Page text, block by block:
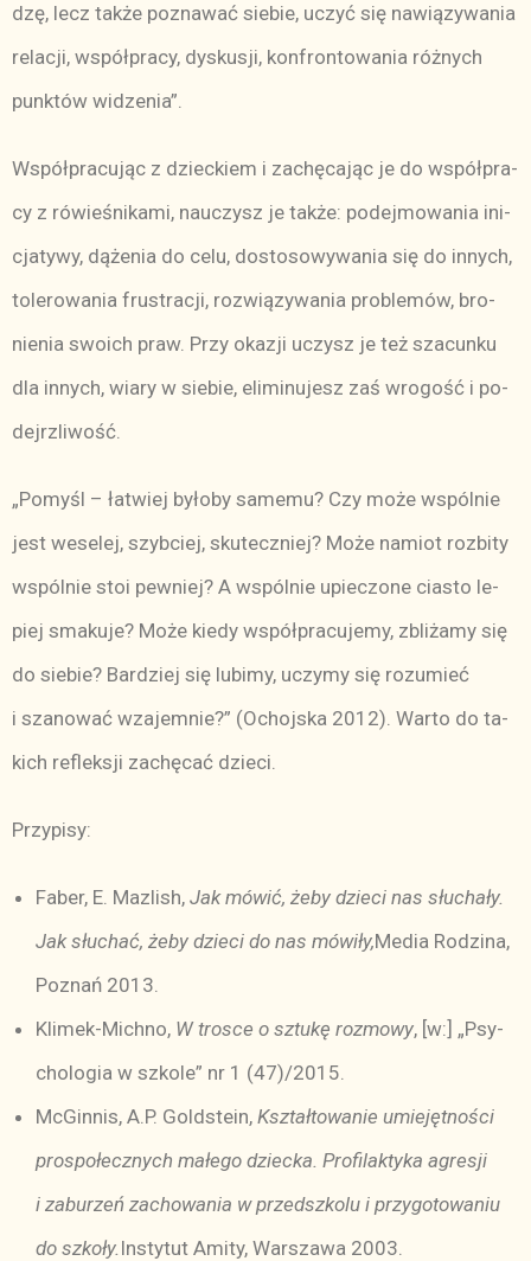
dzę, lecz tak­że po­zna­wać sie­bie, uczyć się na­wią­zy­wa­nia
re­la­cji, współpra­cy, dys­ku­sji, kon­fron­to­wa­nia róż­nych
punk­tów wi­dze­nia”.
Współ­pra­cu­jąc z dziec­kiem i za­chę­ca­jąc je do współ­pra­
cy z ró­wie­śni­ka­mi, na­uczysz je tak­że: po­dej­mo­wa­nia ini­
cja­ty­wy, dą­że­nia do ce­lu, do­sto­so­wy­wa­nia się do in­nych,
to­le­ro­wa­nia fru­stra­cji, roz­wią­zy­wa­nia pro­ble­mów, bro­
nie­nia swo­ich praw. Przy oka­zji uczysz je też sza­cun­ku
dla in­nych, wia­ry w sie­bie, eli­mi­nu­jesz zaś wro­gość i po­
dejrz­li­wość.
„Po­myśl – ła­twiej by­ło­by sa­me­mu? Czy mo­że wspól­nie
jest we­se­lej, szyb­ciej, sku­tecz­niej? Mo­że na­miot roz­bi­ty
wspól­nie stoi pew­niej? A wspól­nie upie­czo­ne cia­sto le­
piej sma­ku­je? Mo­że kie­dy współ­pra­cu­je­my, zbli­ża­my się
do sie­bie? Bar­dziej się lu­bi­my, uczy­my się ro­zu­mieć
i sza­no­wać wza­jem­nie?” (Ochoj­ska 2012). War­to do ta­
kich re­flek­sji za­chę­cać dzie­ci.
Przy­pi­sy:
Fa­ber, E. Ma­zlish, Jak mó­wić, że­by dzie­ci nas słu­cha­ły.
Jak słu­chać, że­by dzie­ci do nas mó­wi­ły,Me­dia Ro­dzi­na,
Po­znań 2013.
Kli­me­k-Mich­no, W tro­sce o sztu­kę roz­mo­wy, [w:] „Psy­
cho­lo­gia w szko­le” nr 1 (47)/2015.
McGin­nis, A.P. Gold­ste­in, Ksz­tał­to­wa­nie umie­jęt­no­ści
pro­spo­łecz­nych ma­łe­go dziec­ka. Pro­fi­lak­ty­ka agre­sji
i za­bu­rzeń za­cho­wa­nia w przed­szko­lu i przy­go­to­wa­niu
do szko­ły.In­sty­tut Ami­ty, War­sza­wa 2003.